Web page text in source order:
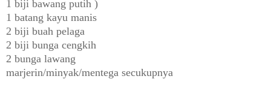
1 biji bawang putih )
1 batang kayu manis
2 biji buah pelaga
2 biji bunga cengkih
2 bunga lawang
marjerin/minyak/mentega secukupnya